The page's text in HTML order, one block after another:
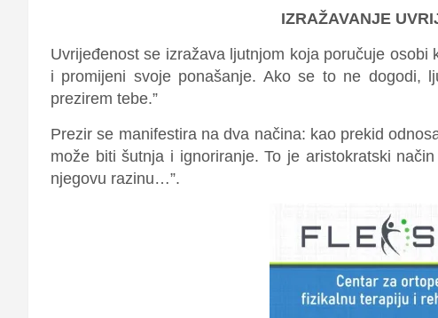
IZRAŽAVANJE
Uvrijeđenost se izražava ljutnjom koja poručuje
i promijeni svoje ponašanje. Ako se to ne dogodi,
prezirem tebe.”
Prezir se manifestira na dva načina: kao prekid
može biti šutnja i ignoriranje. To je aristokratski
njegovu razinu…”.